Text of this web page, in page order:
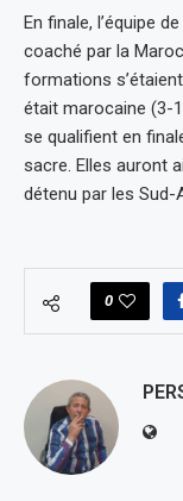
En finale, l’équipe
coaché par la
formations
était marocaine (3-
se qualifient en
sacre. Elles auront
détenu par les
0